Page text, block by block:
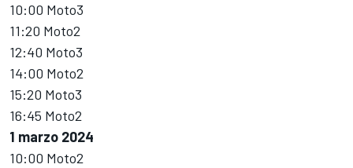
10:00 Moto3
11:20 Moto2
12:40 Moto3
14:00 Moto2
15:20 Moto3
16:45 Moto2
1 marzo 2024
10:00 Moto2